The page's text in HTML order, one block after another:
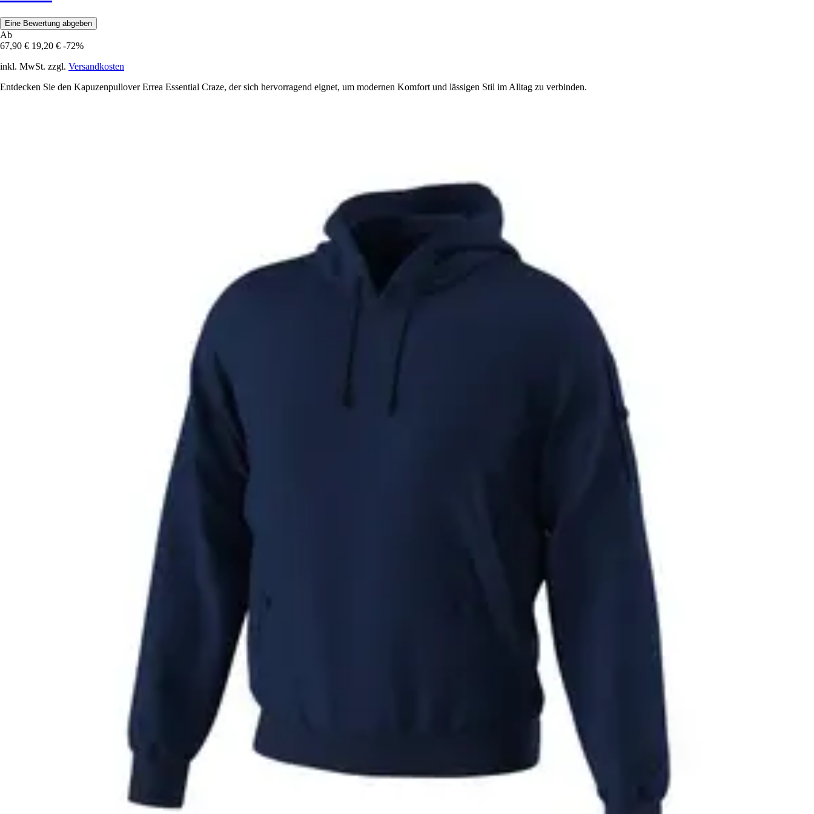
Eine Bewertung abgeben
Ab
67,90 € 19,20 € -72%
inkl. MwSt. zzgl. Versandkosten
Entdecken Sie den Kapuzenpullover Errea Essential Craze, der sich hervorragend eignet, um modernen Komfort und lässigen Stil im Alltag zu verbinden.